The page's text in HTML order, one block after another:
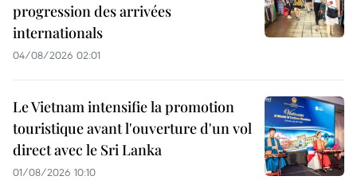
progression des arrivées
internationals
04/08/2026 02:01
Le Vietnam intensifie la promotion
touristique avant l'ouverture d'un vol
direct avec le Sri Lanka
01/08/2026 10:10